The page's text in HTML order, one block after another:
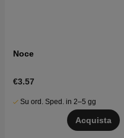
Noce
€3.57
Su ord. Sped. in 2–5 gg
Acquista